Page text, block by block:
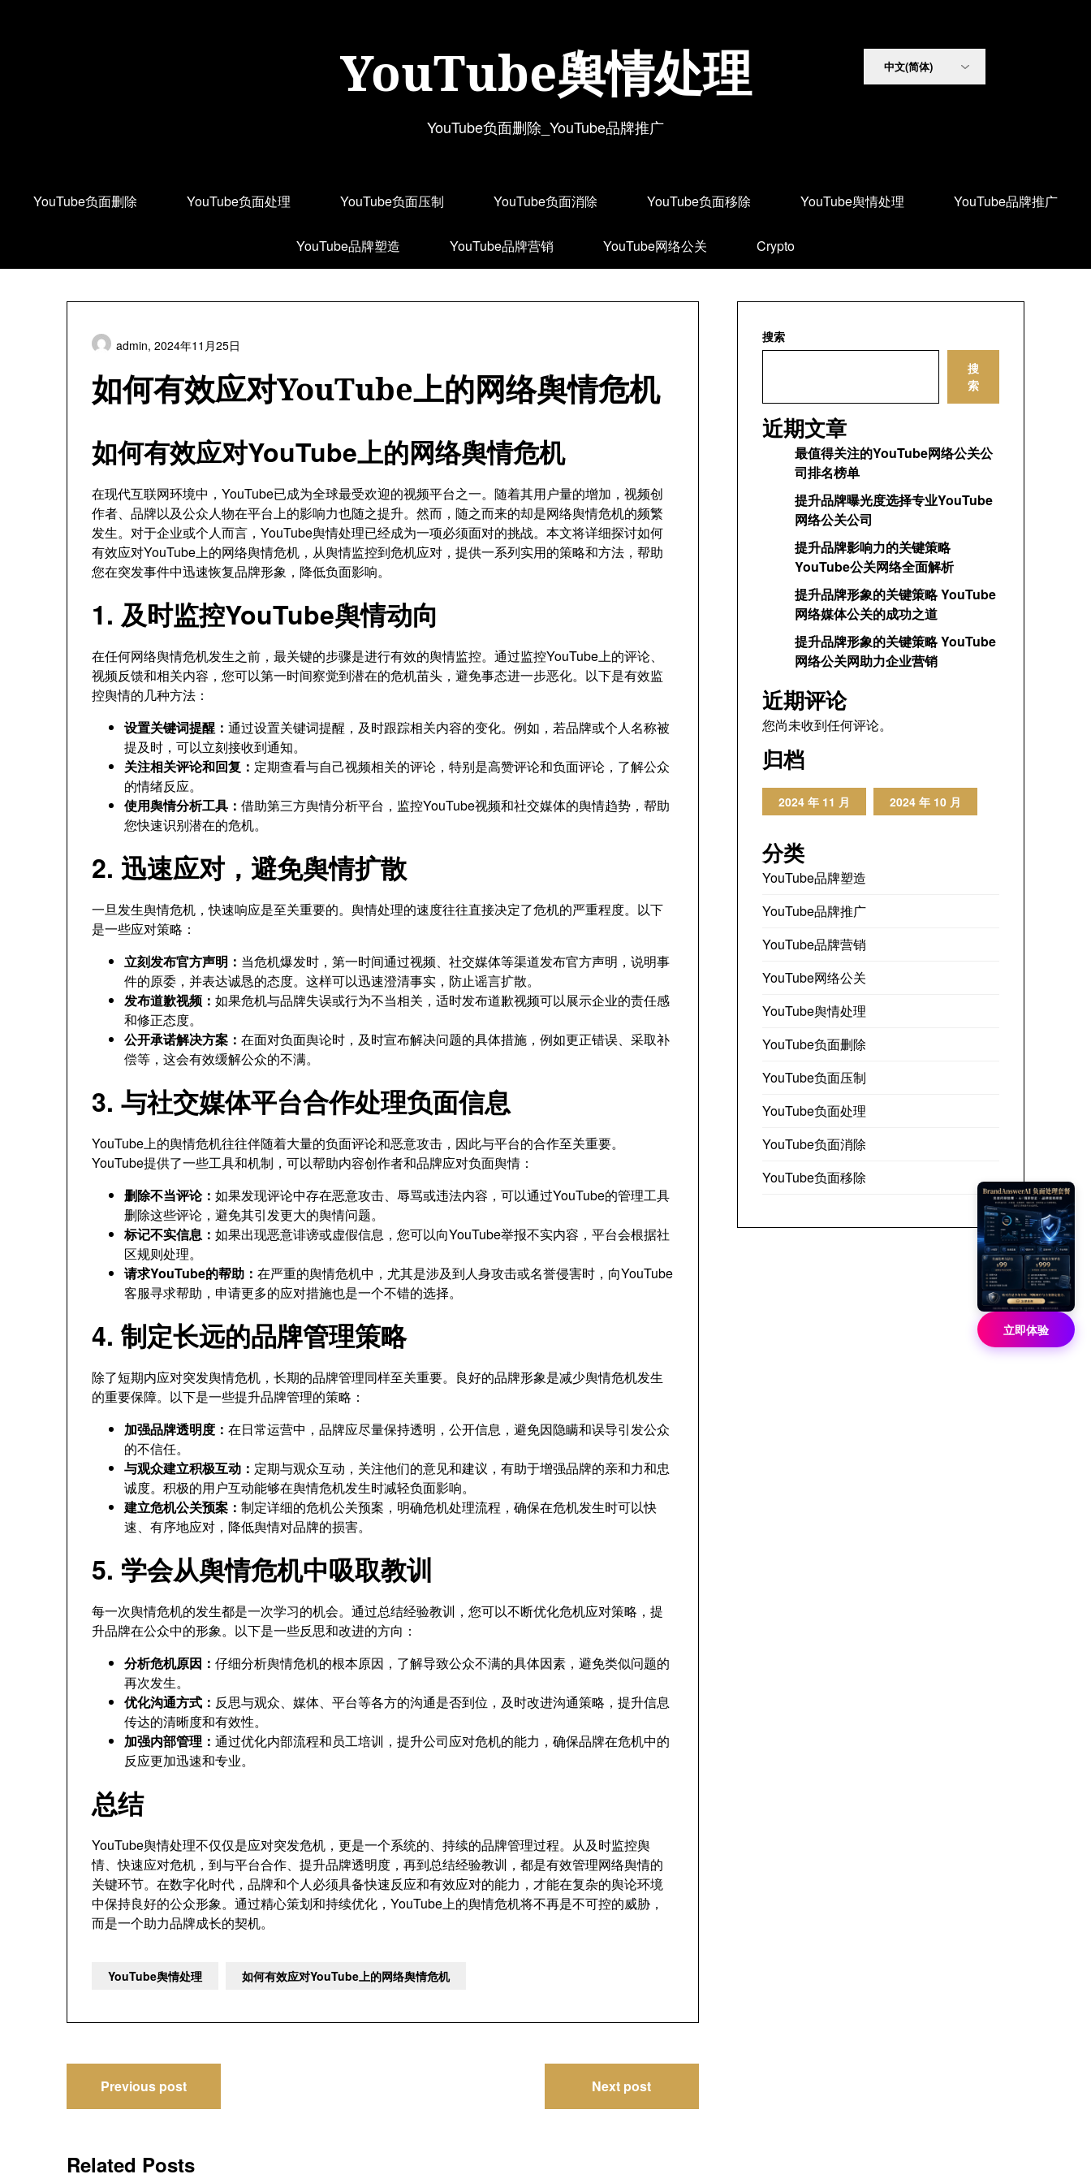
YouTube舆情处理
YouTube负面删除_YouTube品牌推广
YouTube负面删除 YouTube负面处理 YouTube负面压制 YouTube负面消除 YouTube负面移除 YouTube舆情处理 YouTube品牌推广
YouTube品牌塑造 YouTube品牌营销 YouTube网络公关 Crypto
如何有效应对YouTube上的网络舆情危机
admin, 2024年11月25日
如何有效应对YouTube上的网络舆情危机
在现代互联网环境中，YouTube已成为全球最受欢迎的视频平台之一。随着其用户量的增加，视频创
作者、品牌以及公众人物在平台上的影响力也随之提升。然而，随之而来的却是网络舆情危机的频繁
发生。对于企业或个人而言，YouTube舆情处理已经成为一项必须面对的挑战。本文将详细探讨如何
有效应对YouTube上的网络舆情危机，从舆情监控到危机应对，提供一系列实用的策略和方法，帮助
您在突发事件中迅速恢复品牌形象，降低负面影响。
1. 及时监控YouTube舆情动向
在任何网络舆情危机发生之前，最关键的步骤是进行有效的舆情监控。通过监控YouTube上的评论、
视频反馈和相关内容，您可以第一时间察觉到潜在的危机苗头，避免事态进一步恶化。以下是有效监
控舆情的几种方法：
设置关键词提醒： 通过设置关键词提醒，及时跟踪相关内容的变化。例如，若品牌或个人名称被
提及时，可以立刻接收到通知。
关注相关评论和回复： 定期查看与自己视频相关的评论，特别是高赞评论和负面评论，了解公众
的情绪反应。
使用舆情分析工具： 借助第三方舆情分析平台，监控YouTube视频和社交媒体的舆情趋势，帮助
您快速识别潜在的危机。
2. 迅速应对，避免舆情扩散
一旦发生舆情危机，快速响应是至关重要的。舆情处理的速度往往直接决定了危机的严重程度。以下
是一些应对策略：
立刻发布官方声明： 当危机爆发时，第一时间通过视频、社交媒体等渠道发布官方声明，说明事
件的原委，并表达诚恳的态度。这样可以迅速澄清事实，防止谣言扩散。
发布道歉视频： 如果危机与品牌失误或行为不当相关，适时发布道歉视频可以展示企业的责任感
和修正态度。
公开承诺解决方案： 在面对负面舆论时，及时宣布解决问题的具体措施，例如更正错误、采取补
偿等，这会有效缓解公众的不满。
3. 与社交媒体平台合作处理负面信息
YouTube上的舆情危机往往伴随着大量的负面评论和恶意攻击，因此与平台的合作至关重要。
YouTube提供了一些工具和机制，可以帮助内容创作者和品牌应对负面舆情：
删除不当评论： 如果发现评论中存在恶意攻击、辱骂或违法内容，可以通过YouTube的管理工具
删除这些评论，避免其引发更大的舆情问题。
标记不实信息： 如果出现恶意诽谤或虚假信息，您可以向YouTube举报不实内容，平台会根据社
区规则处理。
请求YouTube的帮助： 在严重的舆情危机中，尤其是涉及到人身攻击或名誉侵害时，向YouTube
客服寻求帮助，申请更多的应对措施也是一个不错的选择。
4. 制定长远的品牌管理策略
除了短期内应对突发舆情危机，长期的品牌管理同样至关重要。良好的品牌形象是减少舆情危机发生
的重要保障。以下是一些提升品牌管理的策略：
加强品牌透明度： 在日常运营中，品牌应尽量保持透明，公开信息，避免因隐瞒和误导引发公众
的不信任。
与观众建立积极互动： 定期与观众互动，关注他们的意见和建议，有助于增强品牌的亲和力和忠
诚度。积极的用户互动能够在舆情危机发生时减轻负面影响。
建立危机公关预案： 制定详细的危机公关预案，明确危机处理流程，确保在危机发生时可以快
速、有序地应对，降低舆情对品牌的损害。
5. 学会从舆情危机中吸取教训
每一次舆情危机的发生都是一次学习的机会。通过总结经验教训，您可以不断优化危机应对策略，提
升品牌在公众中的形象。以下是一些反思和改进的方向：
分析危机原因： 仔细分析舆情危机的根本原因，了解导致公众不满的具体因素，避免类似问题的
再次发生。
优化沟通方式： 反思与观众、媒体、平台等各方的沟通是否到位，及时改进沟通策略，提升信息
传达的清晰度和有效性。
加强内部管理： 通过优化内部流程和员工培训，提升公司应对危机的能力，确保品牌在危机中的
反应更加迅速和专业。
总结
YouTube舆情处理不仅仅是应对突发危机，更是一个系统的、持续的品牌管理过程。从及时监控舆
情、快速应对危机，到与平台合作、提升品牌透明度，再到总结经验教训，都是有效管理网络舆情的
关键环节。在数字化时代，品牌和个人必须具备快速反应和有效应对的能力，才能在复杂的舆论环境
中保持良好的公众形象。通过精心策划和持续优化，YouTube上的舆情危机将不再是不可控的威胁，
而是一个助力品牌成长的契机。
YouTube舆情处理 如何有效应对YouTube上的网络舆情危机
章
导
Previous post Next post
Related Posts
搜索
搜
索
近期文章
最值得关注的YouTube网络公关公
司排名榜单
提升品牌曝光度选择专业YouTube
网络公关公司
提升品牌影响力的关键策略
YouTube公关网络全面解析
提升品牌形象的关键策略 YouTube
网络媒体公关的成功之道
提升品牌形象的关键策略 YouTube
网络公关网助力企业营销
近期评论
您尚未收到任何评论。
归档
2024 年 11 月 2024 年 10 月
分类
YouTube品牌塑造
YouTube品牌推广
YouTube品牌营销
YouTube网络公关
YouTube舆情处理
YouTube负面删除
YouTube负面压制
YouTube负面处理
YouTube负面消除
YouTube负面移除
立即体验